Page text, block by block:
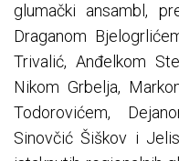
glumački ansambl,
Draganom
Trivalić, Anđelkom
Nikom Grbelja,
Todorovićem,
Sinovčić Šiškov i